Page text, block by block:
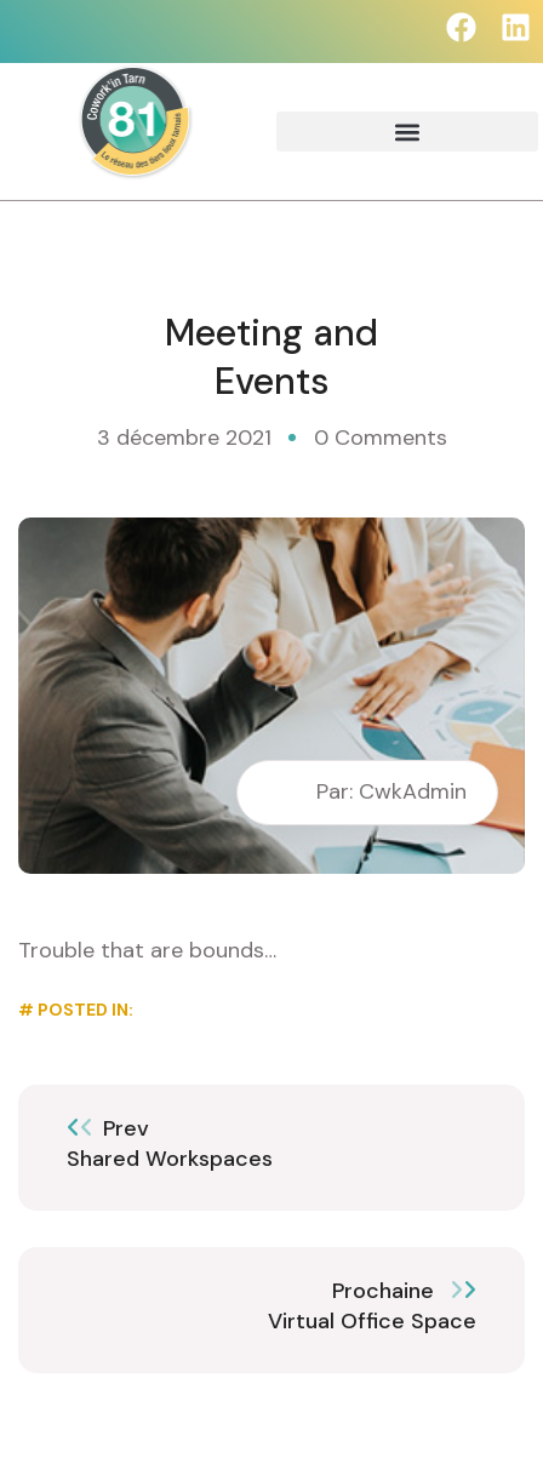
Meeting and
Events
3 décembre 2021 0 Comments
Par: CwkAdmin
Trouble that are bounds…
# POSTED IN:
Prev
Shared Workspaces
Prochaine
Virtual Office Space